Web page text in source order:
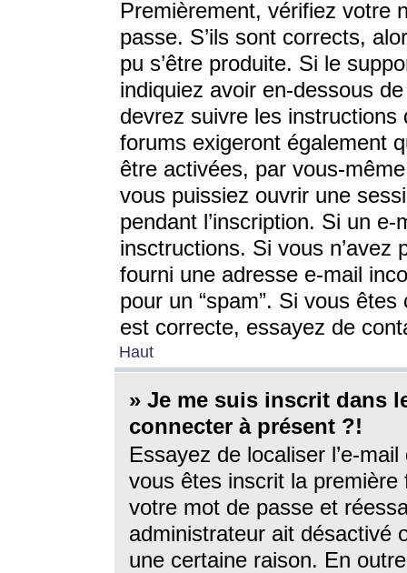
Premièrement, vérifiez votre
passe. S’ils sont corrects,
pu s’être produite. Si le
indiquiez avoir en-dessous
devrez suivre les
forums exigeront également
être activées, par vous-
vous puissiez ouvrir une
pendant l’inscription. Si un
insctructions. Si vous n’avez
fourni une adresse e-mail
pour un “spam”. Si vous
est correcte, essayez de
Haut
» Je me suis inscrit dans
connecter à présent ?!
Essayez de localiser l’e-
vous êtes inscrit la première
votre mot de passe et
administrateur ait désactivé
une certaine raison. En